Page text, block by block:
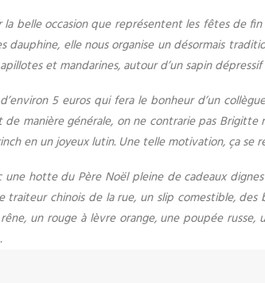
belle occasion que représentent les fêtes de
elle nous organise un désormais
et mandarines, autour d’un sapin dépressif
5 euros qui fera le bonheur d’un
manière générale, on ne contrarie pas
en un joyeux lutin. Une telle motivation, ça se
hotte du Père Noël pleine de cadeaux
chinois de la rue, un slip comestible,
un rouge à lèvre orange, une poupée